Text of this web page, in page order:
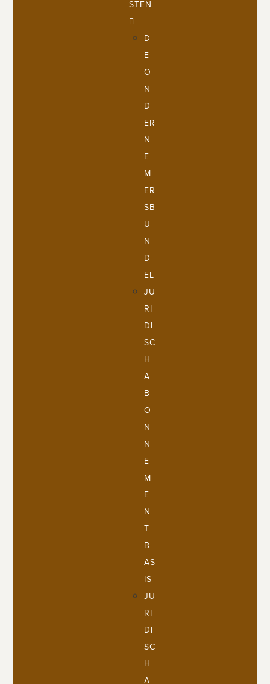
STEN
D
E
O
N
D
ER
N
E
M
ER
SB
U
N
D
EL
JU
RI
DI
SC
H
A
B
O
N
N
E
M
E
N
T
B
AS
IS
JU
RI
DI
SC
H
A